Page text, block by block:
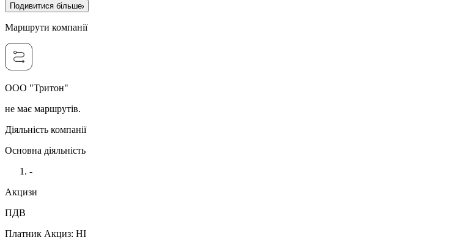
Подивитися більше
Маршрути компанії
ООО "Тритон"
не має маршрутів.
Діяльність компанії
Основна діяльність
-
Акцизи
ПДВ
Платник Акциз: НI